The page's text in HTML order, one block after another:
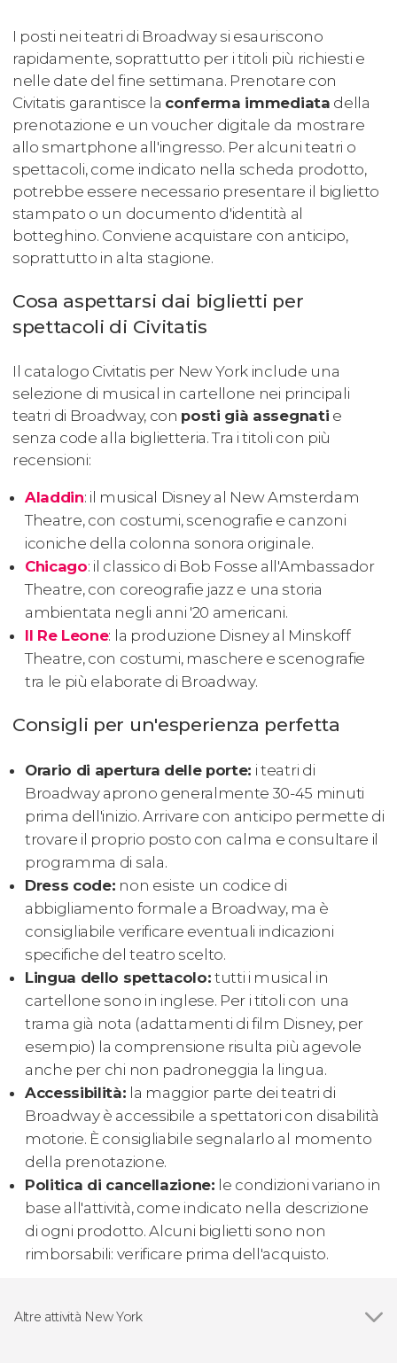
I posti nei teatri di Broadway si esauriscono
rapidamente, soprattutto per i titoli più richiesti e
nelle date del fine settimana. Prenotare con
Civitatis garantisce la conferma immediata della
prenotazione e un voucher digitale da mostrare
allo smartphone all'ingresso. Per alcuni teatri o
spettacoli, come indicato nella scheda prodotto,
potrebbe essere necessario presentare il biglietto
stampato o un documento d'identità al
botteghino. Conviene acquistare con anticipo,
soprattutto in alta stagione.
Cosa aspettarsi dai biglietti per
spettacoli di Civitatis
Il catalogo Civitatis per New York include una
selezione di musical in cartellone nei principali
teatri di Broadway, con posti già assegnati e
senza code alla biglietteria. Tra i titoli con più
recensioni:
Aladdin: il musical Disney al New Amsterdam
Theatre, con costumi, scenografie e canzoni
iconiche della colonna sonora originale.
Chicago: il classico di Bob Fosse all'Ambassador
Theatre, con coreografie jazz e una storia
ambientata negli anni '20 americani.
Il Re Leone: la produzione Disney al Minskoff
Theatre, con costumi, maschere e scenografie
tra le più elaborate di Broadway.
Consigli per un'esperienza perfetta
Orario di apertura delle porte: i teatri di
Broadway aprono generalmente 30-45 minuti
prima dell'inizio. Arrivare con anticipo permette di
trovare il proprio posto con calma e consultare il
programma di sala.
Dress code: non esiste un codice di
abbigliamento formale a Broadway, ma è
consigliabile verificare eventuali indicazioni
specifiche del teatro scelto.
Lingua dello spettacolo: tutti i musical in
cartellone sono in inglese. Per i titoli con una
trama già nota (adattamenti di film Disney, per
esempio) la comprensione risulta più agevole
anche per chi non padroneggia la lingua.
Accessibilità: la maggior parte dei teatri di
Broadway è accessibile a spettatori con disabilità
motorie. È consigliabile segnalarlo al momento
della prenotazione.
Politica di cancellazione: le condizioni variano in
base all'attività, come indicato nella descrizione
di ogni prodotto. Alcuni biglietti sono non
rimborsabili: verificare prima dell'acquisto.
Altre attività New York